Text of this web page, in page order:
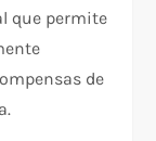
que permite
de